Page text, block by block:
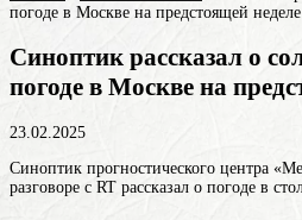
погоде в Москве на предстоящей неделе
Синоптик рассказал о
погоде в Москве на
23.02.2025
Синоптик прогностического центра
разговоре с RT рассказал о погоде в